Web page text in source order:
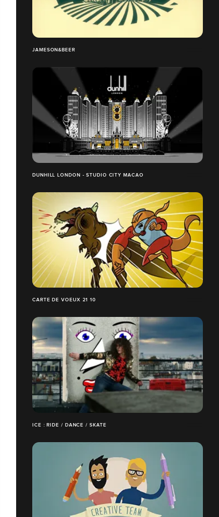
JAMESON&BEER
DUNHILL LONDON - STUDIO CITY MACAO
CARTE DE VOEUX 21 10
ICE : RIDE / DANCE / SKATE